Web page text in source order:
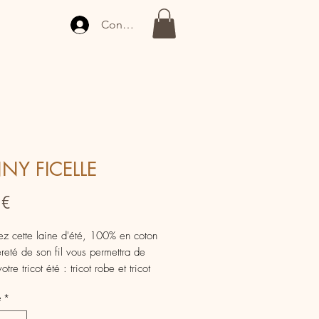
Connexion
FICELLE
Prix
cette laine d'été, 100% en coton
de son fil vous permettra de
tricot été : tricot robe et tricot
d'été pour dynamiser votre garde
*